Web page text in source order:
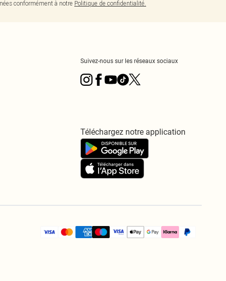
conformément à notre Politique de confidentialité.
Suivez-nous sur les réseaux sociaux
Téléchargez notre application